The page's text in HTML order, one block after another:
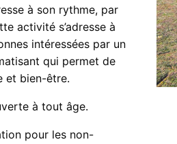
à son rythme, par
activité s’adresse à
intéressées par un
qui permet de
et bien-être.
à tout âge.
pour les non-